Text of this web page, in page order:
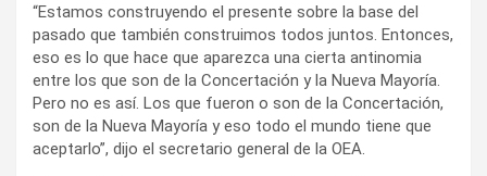
“Estamos construyendo el presente sobre la base del
pasado que también construimos todos juntos. Entonces,
eso es lo que hace que aparezca una cierta antinomia
entre los que son de la Concertación y la Nueva Mayoría.
Pero no es así. Los que fueron o son de la Concertación,
son de la Nueva Mayoría y eso todo el mundo tiene que
aceptarlo”, dijo el secretario general de la OEA.